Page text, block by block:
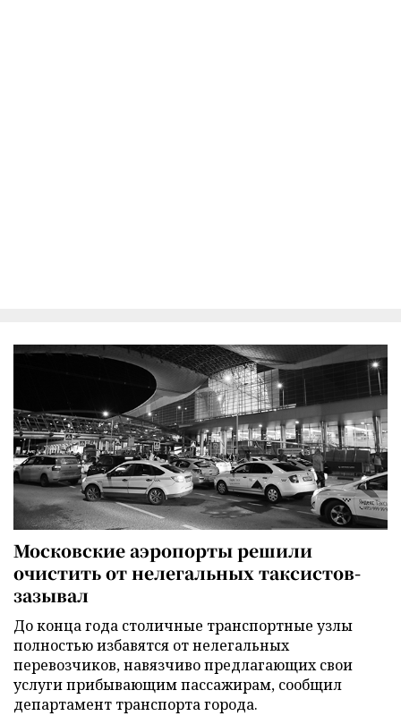
Московские аэропорты решили
очистить от нелегальных таксистов-
зазывал
До конца года столичные транспортные узлы
полностью избавятся от нелегальных
перевозчиков, навязчиво предлагающих свои
услуги прибывающим пассажирам, сообщил
департамент транспорта города.